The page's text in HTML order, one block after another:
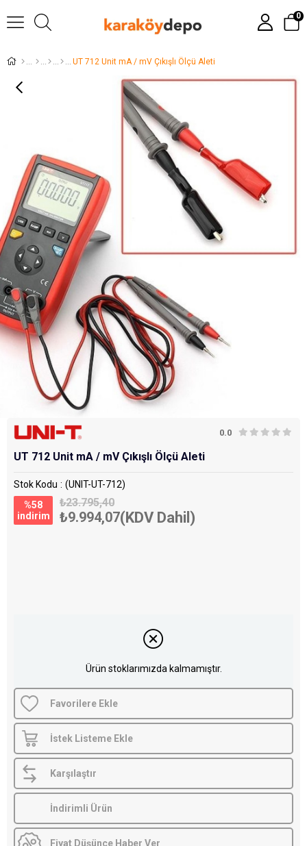
0
UT 712 Unit mA / mV Çıkışlı Ölçü Aleti
0.0
UT 712 Unit mA / mV Çıkışlı Ölçü Aleti
Stok Kodu
(UNIT-UT-712)
%58
i̇ndirim
₺23.795,40
₺9.994,07(KDV Dahil)
Ürün stoklarımızda kalmamıştır.
Favorilere Ekle
İstek Listeme Ekle
Karşılaştır
İndirimli Ürün
Fiyat Düşünce Haber Ver